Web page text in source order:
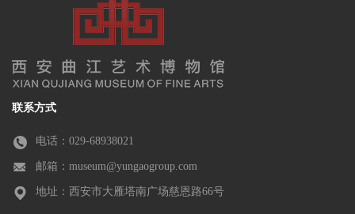
联系方式
电话：029-68938021
邮箱：museum@yungaogroup.com
地址：西安市大雁塔南广场慈恩路66号